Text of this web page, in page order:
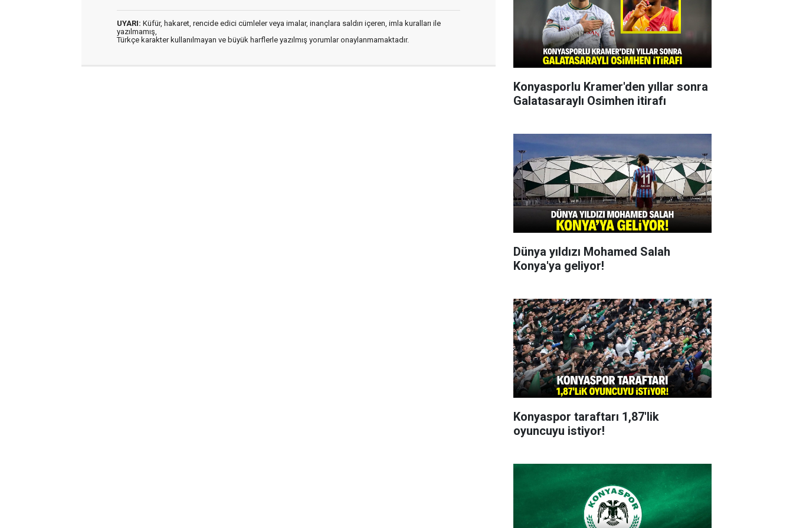
UYARI: Küfür, hakaret, rencide edici cümleler veya imalar, inançlara saldırı içeren, imla kuralları ile
yazılmamış,
Türkçe karakter kullanılmayan ve büyük harflerle yazılmış yorumlar onaylanmamaktadır.
Konyasporlu Kramer'den yıllar sonra
Galatasaraylı Osimhen itirafı
Dünya yıldızı Mohamed Salah
Konya'ya geliyor!
Konyaspor taraftarı 1,87'lik
oyuncuyu istiyor!